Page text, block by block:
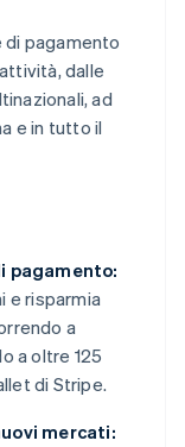
pagamento
dalle
ad
e in tutto il
pagamento:
e risparmia
a
a oltre 125
di Stripe.
mercati: